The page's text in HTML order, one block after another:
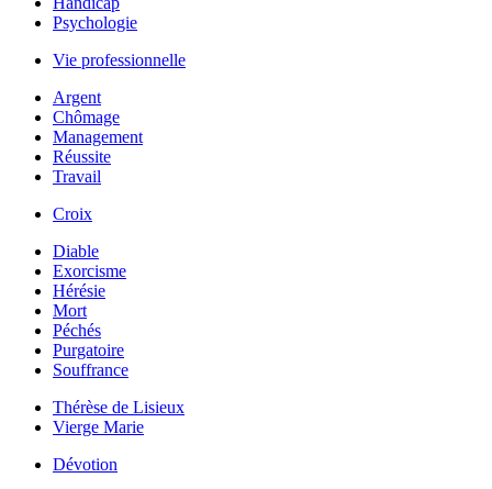
Psychologie
Vie professionnelle
Argent
Chômage
Management
Réussite
Travail
Croix
Diable
Exorcisme
Hérésie
Mort
Péchés
Purgatoire
Souffrance
Thérèse de Lisieux
Vierge Marie
Dévotion